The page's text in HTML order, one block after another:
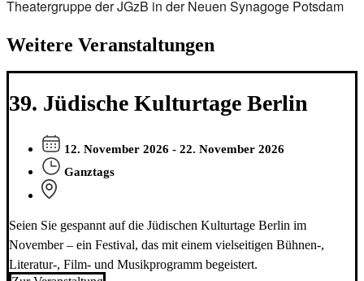
Theatergruppe der JGzB in der Neuen Synagoge Potsdam
Weitere Veranstaltungen
39. Jüdische Kulturtage Berlin
12. November 2026 - 22. November 2026
Ganztags
Seien Sie gespannt auf die Jüdischen Kulturtage Berlin im
November – ein Festival, das mit einem vielseitigen Bühnen-,
Literatur-, Film- und Musikprogramm begeistert.